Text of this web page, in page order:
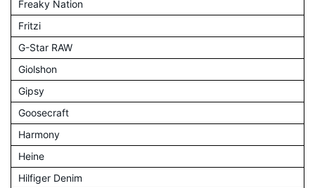
Freaky Nation
Fritzi
G-Star RAW
Giolshon
Gipsy
Goosecraft
Harmony
Heine
Hilfiger Denim